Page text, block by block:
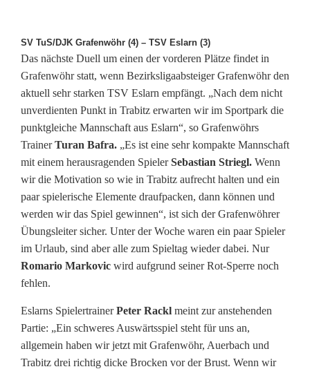
SV TuS/DJK Grafenwöhr (4) – TSV Eslarn (3)
Das nächste Duell um einen der vorderen Plätze findet in
Grafenwöhr statt, wenn Bezirksligaabsteiger Grafenwöhr den
aktuell sehr starken TSV Eslarn empfängt. „Nach dem nicht
unverdienten Punkt in Trabitz erwarten wir im Sportpark die
punktgleiche Mannschaft aus Eslarn“, so Grafenwöhrs
TrainerTuran Bafra. „Es ist eine sehr kompakte Mannschaft
mit einem herausragenden SpielerSebastian Striegl. Wenn
wir die Motivation so wie in Trabitz aufrecht halten und ein
paar spielerische Elemente draufpacken, dann können und
werden wir das Spiel gewinnen“, ist sich der Grafenwöhrer
Übungsleiter sicher. Unter der Woche waren ein paar Spieler
im Urlaub, sind aber alle zum Spieltag wieder dabei. Nur
Romario Markovic wird aufgrund seiner Rot-Sperre noch
fehlen.
Eslarns SpielertrainerPeter Rackl meint zur anstehenden
Partie: „Ein schweres Auswärtsspiel steht für uns an,
allgemein haben wir jetzt mit Grafenwöhr, Auerbach und
Trabitz drei richtig dicke Brocken vor der Brust. Wenn wir